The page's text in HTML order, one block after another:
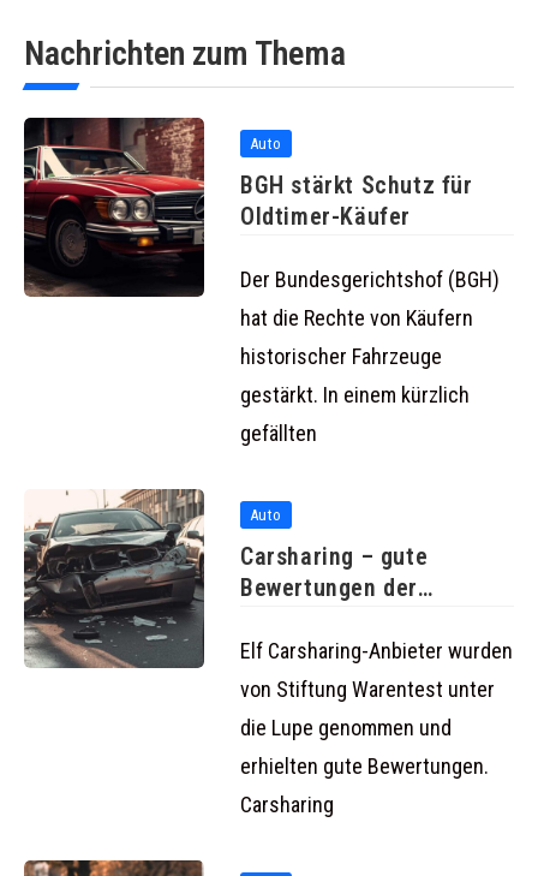
Nachrichten zum Thema
Auto
BGH stärkt Schutz für
Oldtimer-Käufer
Der Bundesgerichtshof (BGH)
hat die Rechte von Käufern
historischer Fahrzeuge
gestärkt. In einem kürzlich
gefällten
Auto
Carsharing – gute
Bewertungen der
Elf Carsharing-Anbieter wurden
von Stiftung Warentest unter
die Lupe genommen und
erhielten gute Bewertungen.
Carsharing